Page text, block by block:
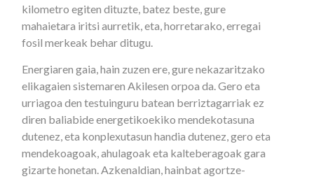
kilometro egiten dituzte, batez beste, gure
mahaietara iritsi aurretik, eta, horretarako, erregai
fosil merkeak behar ditugu.
Energiaren gaia, hain zuzen ere, gure nekazaritzako
elikagaien sistemaren Akilesen orpoa da. Gero eta
urriagoa den testuinguru batean berriztagarriak ez
diren baliabide energetikoekiko mendekotasuna
dutenez, eta konplexutasun handia dutenez, gero eta
mendekoagoak, ahulagoak eta kalteberagoak gara
gizarte honetan. Azkenaldian, hainbat agortze-